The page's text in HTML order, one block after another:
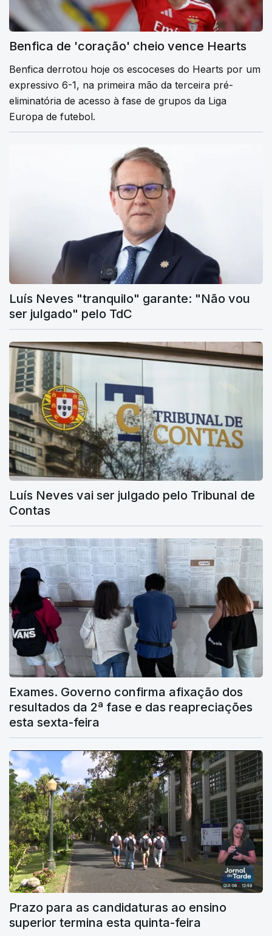
Benfica de 'coração' cheio vence Hearts
Benfica derrotou hoje os escoceses do Hearts por um
expressivo 6-1, na primeira mão da terceira pré-
eliminatória de acesso à fase de grupos da Liga
Europa de futebol.
Luís Neves "tranquilo" garante: "Não vou
ser julgado" pelo TdC
Luís Neves vai ser julgado pelo Tribunal de
Contas
Exames. Governo confirma afixação dos
resultados da 2ª fase e das reapreciações
esta sexta-feira
Prazo para as candidaturas ao ensino
superior termina esta quinta-feira